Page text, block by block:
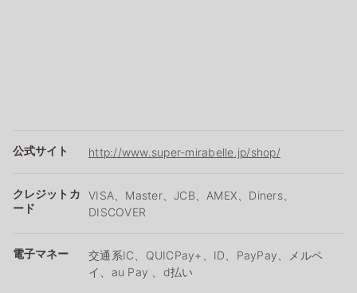
公式サイト http://www.super-mirabelle.jp/shop/
クレジットカ
ード
VISA、Master、JCB、AMEX、Diners、
DISCOVER
電子マネー
交通系IC、QUICPay+、ID、PayPay、メルペ
イ、au Pay 、d払い